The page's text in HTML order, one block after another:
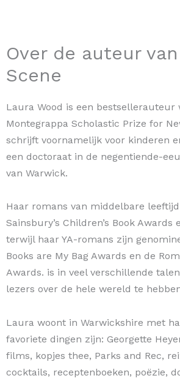
Over de auteur
Scene
Laura Wood is een bestsellerauteur
Montegrappa Scholastic Prize for
schrijft voornamelijk voor kinderen
een doctoraat in de negentiende-
van Warwick.
Haar romans van middelbare
Sainsbury’s Children’s Book
terwijl haar YA-romans zijn
Books are My Bag Awards en de
Awards. is in veel verschillende
lezers over de hele wereld te
Laura woont in Warwickshire met
favoriete dingen zijn: Georgette
films, kopjes thee, Parks and Rec,
cocktails, receptenboeken, poëzie,